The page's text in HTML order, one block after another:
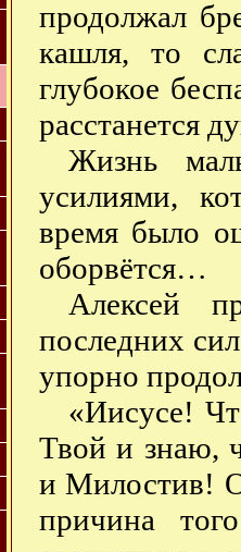
продолжал
кашля, то
глубокое
расстанется
Жизнь
усилиями,
время было
оборвётся…
Алексей
последних
упорно
«Иисусе!
Твой и знаю,
и Милостив!
причина